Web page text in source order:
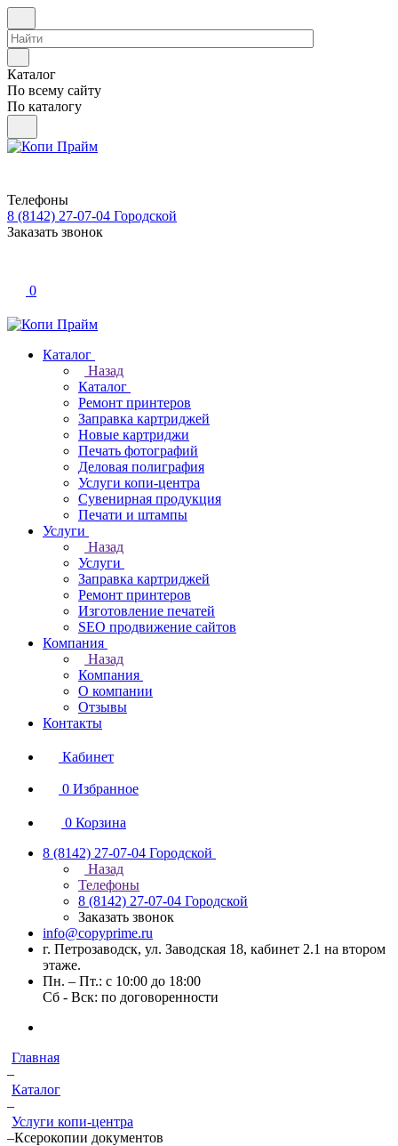
Каталог
По всему сайту
По каталогу
Телефоны
8 (8142) 27-07-04 Городской
Заказать звонок
0
Каталог
Назад
Каталог
Ремонт принтеров
Заправка картриджей
Новые картриджи
Печать фотографий
Деловая полиграфия
Услуги копи-центра
Сувенирная продукция
Печати и штампы
Услуги
Назад
Услуги
Заправка картриджей
Ремонт принтеров
Изготовление печатей
SEO продвижение сайтов
Компания
Назад
Компания
О компании
Отзывы
Контакты
Кабинет
0 Избранное
0 Корзина
8 (8142) 27-07-04 Городской
Назад
Телефоны
8 (8142) 27-07-04 Городской
Заказать звонок
info@copyprime.ru
г. Петрозаводск, ул. Заводская 18, кабинет 2.1 на втором
этаже.
Пн. – Пт.: с 10:00 до 18:00
Сб - Вск: по договоренности
Главная
–
Каталог
–
Услуги копи-центра
–Ксерокопии документов